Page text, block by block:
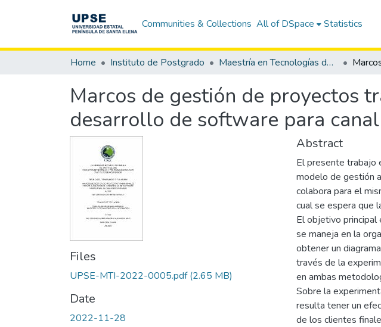
Communities & Collections All of DSpace Statistics
Home Instituto de Postgrado Maestría en Tecnologías de la Información
Marcos de gestión de proyectos
desarrollo de software para
Files
UPSE-MTI-2022-0005.pdf(2.65 MB)
Date
2022-11-28
Abstract
El presente trabajo
modelo de gestión
colabora para el
cual se espera que
El objetivo
se maneja en la
obtener un
través de la
en ambas
Sobre la
resulta tener un
de los clientes